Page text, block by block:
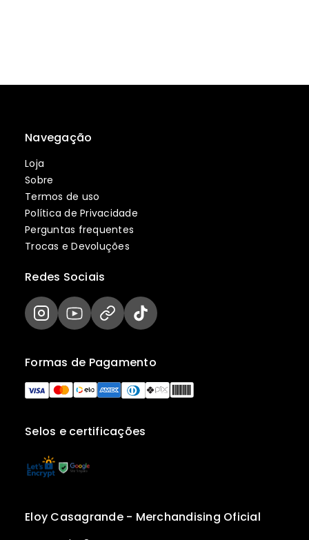
Navegação
Loja
Sobre
Termos de uso
Política de Privacidade
Perguntas frequentes
Trocas e Devoluções
Selos e certificações
Formas de Pagamento
Redes Sociais
Eloy Casagrande - Merchandising Oficial